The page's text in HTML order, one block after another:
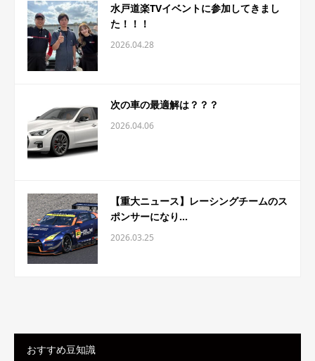
水戸道楽TVイベントに参加してきまし
た！！！
2026.04.28
次の車の最適解は？？？
2026.04.06
【重大ニュース】レーシングチームのス
ポンサーになり...
2026.03.25
おすすめ豆知識